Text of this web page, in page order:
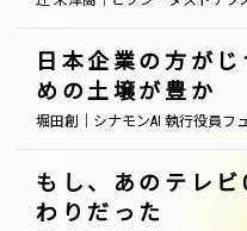
日本企業の方が
めの土壌が豊か
堀田創｜シナモンAI 執行役員フ
もし、あのテレ
わりだった